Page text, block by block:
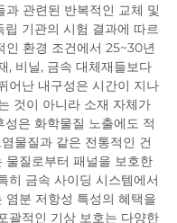
관련된 반복적인 교체 및
기관의 시험 결과에 따르
인 환경 조건에서 25~30년
, 비닐, 금속 대체재들보다
어난 내구성은 시간이 지나
것이 아니라 소재 자체가
은 화학물질 노출에도 적
물질과 같은 전통적인 건
물질로부터 패널을 보호한
히 금속 사이딩 시스템에서
염분 저항성 특성의 혜택을
괄적인 기상 보호는 다양한